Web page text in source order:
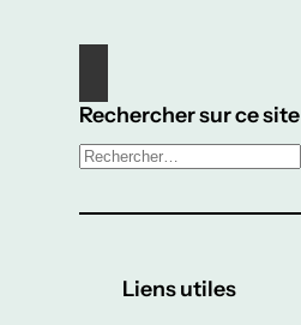
Rechercher sur ce site
R
c
Liens utiles